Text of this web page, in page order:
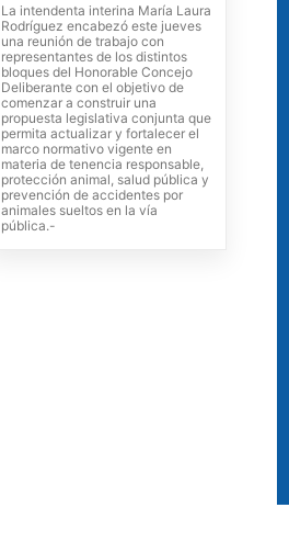
La intendenta interina María Laura
Rodríguez encabezó este jueves
una reunión de trabajo con
representantes de los distintos
bloques del Honorable Concejo
Deliberante con el objetivo de
comenzar a construir una
propuesta legislativa conjunta que
permita actualizar y fortalecer el
marco normativo vigente en
materia de tenencia responsable,
protección animal, salud pública y
prevención de accidentes por
animales sueltos en la vía
pública.-